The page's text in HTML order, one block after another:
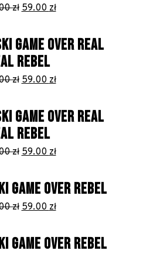
zł Pierwotna
wynosiła:
129.00 zł.
59.00złAktualna
wynosi:
GAME OVER REAL
REBEL
zł Pierwotna
wynosiła:
129.00 zł.
59.00złAktualna
wynosi:
GAME OVER REAL
REBEL
zł Pierwotna
wynosiła:
59.00złAktualna
wynosi:
GAME OVER REBEL
zł Pierwotna
wynosiła:
59.00złAktualna
wynosi:
GAME OVER REBEL